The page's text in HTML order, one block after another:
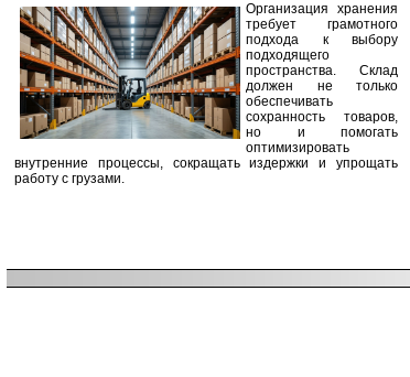
Организация хранения
требует грамотного
подхода к выбору
подходящего
пространства. Склад
должен не только
обеспечивать
сохранность товаров,
но и помогать
оптимизировать
внутренние процессы, сокращать издержки и упрощать
работу с грузами.